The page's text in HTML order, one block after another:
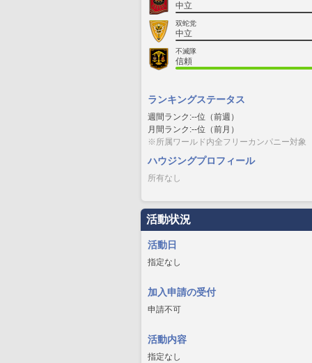
中立
双蛇党
中立
不滅隊
信頼
ランキングステータス
週間ランク:--位（前週）
月間ランク:--位（前月）
※所属ワールド内全フリーカンパニー対象
ハウジングプロフィール
所有なし
活動状況
活動日
指定なし
加入申請の受付
申請不可
活動内容
指定なし